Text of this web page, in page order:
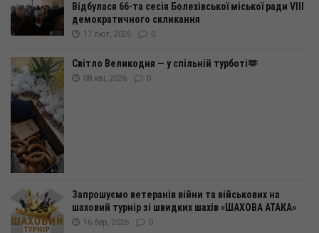
Відбулася 66-та сесія Болехівської міської ради VІІІ
демократичного скликання
17 лют, 2026 0
Світло Великодня — у спільній турботі🫶
08 кві, 2026 0
Запрошуємо ветеранів війни та військових на
шаховий турнір зі швидких шахів «ШАХОВА АТАКА»
16 бер, 2026 0